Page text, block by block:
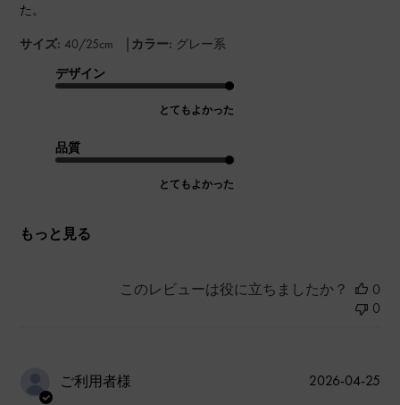
た。
サイズ: 40/25cm | カラー: グレー系
デザイン
とてもよかった
品質
とてもよかった
もっと見る
このレビューは役に立ちましたか？
0
0
ご利用者様
公
2026-04-25